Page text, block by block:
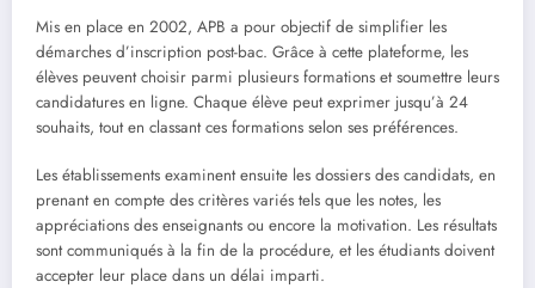
Mis en place en 2002, APB a pour objectif de simplifier les
démarches d’inscription post-bac. Grâce à cette plateforme, les
élèves peuvent choisir parmi plusieurs formations et soumettre leurs
candidatures en ligne. Chaque élève peut exprimer jusqu’à 24
souhaits, tout en classant ces formations selon ses préférences.
Les établissements examinent ensuite les dossiers des candidats, en
prenant en compte des critères variés tels que les notes, les
appréciations des enseignants ou encore la motivation. Les résultats
sont communiqués à la fin de la procédure, et les étudiants doivent
accepter leur place dans un délai imparti.